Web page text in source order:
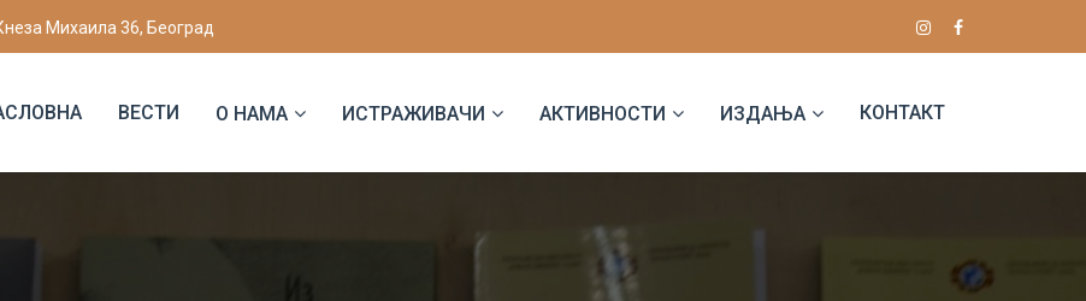
Михаила 36, Београд
ВЕСТИ О НАМА ИСТРАЖИВАЧИ АКТИВНОСТИ ИЗДАЊА КОНТАКТ